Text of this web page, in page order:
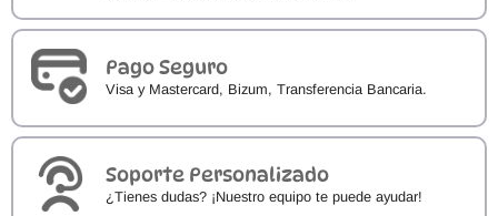
Pago Seguro
Visa y Mastercard, Bizum, Transferencia Bancaria.
Soporte Personalizado
¿Tienes dudas? ¡Nuestro equipo te puede ayudar!